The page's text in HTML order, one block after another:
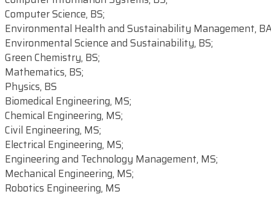
Computer Science, BS;
Environmental Health and Sustainability Management,
Environmental Science and Sustainability, BS;
Green Chemistry, BS;
Mathematics, BS;
Physics, BS
Biomedical Engineering, MS;
Chemical Engineering, MS;
Civil Engineering, MS;
Electrical Engineering, MS;
Engineering and Technology Management, MS;
Mechanical Engineering, MS;
Robotics Engineering, MS